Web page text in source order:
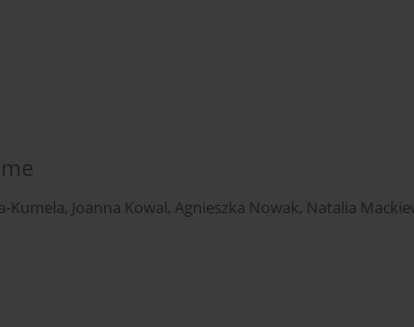
Kumela, Joanna Kowal, Agnieszka Nowak, Natalia